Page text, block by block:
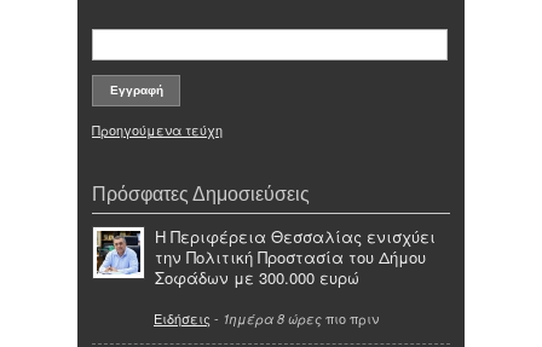
Προηγούμενα τεύχη
Πρόσφατες Δημοσιεύσεις
Η Περιφέρεια Θεσσαλίας ενισχύει
την Πολιτική Προστασία του Δήμου
Σοφάδων με 300.000 ευρώ
Ειδήσεις - 1ημέρα 8 ώρες πιο πριν